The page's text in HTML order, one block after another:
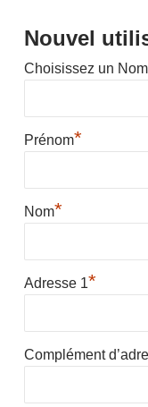
Nouvel
Choisissez un
Prénom*
Nom*
Adresse 1*
Complément